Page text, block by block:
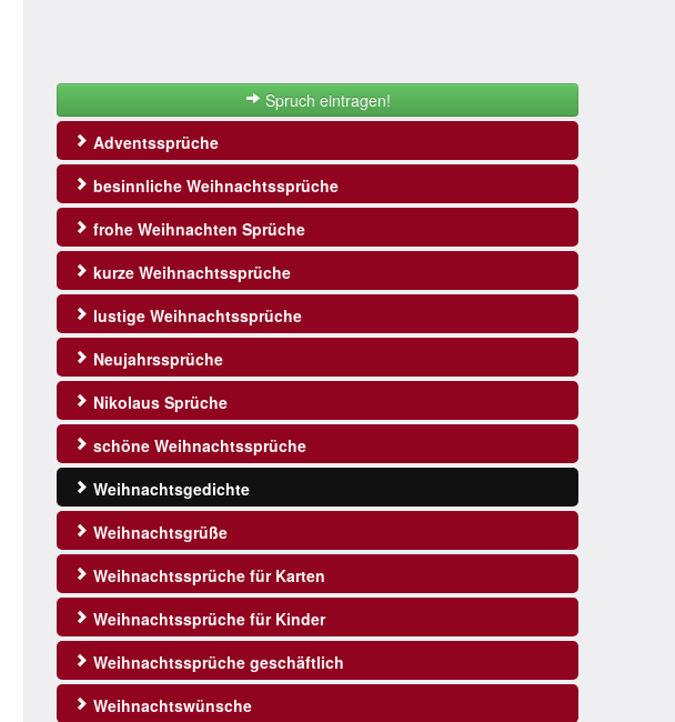
Spruch eintragen!
Adventssprüche
besinnliche Weihnachtssprüche
frohe Weihnachten Sprüche
kurze Weihnachtssprüche
lustige Weihnachtssprüche
Neujahrssprüche
Nikolaus Sprüche
schöne Weihnachtssprüche
Weihnachtsgedichte
Weihnachtsgrüße
Weihnachtssprüche für Karten
Weihnachtssprüche für Kinder
Weihnachtssprüche geschäftlich
Weihnachtswünsche